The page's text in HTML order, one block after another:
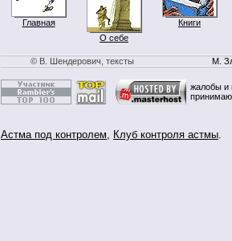
Главная
О себе
Книги
© В. Шендерович, тексты М.
жалобы и
Астма под контролем, Клуб контроля астмы.